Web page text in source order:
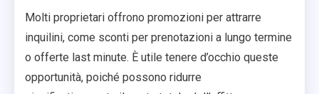
Molti proprietari offrono promozioni per attrarre
inquilini, come sconti per prenotazioni a lungo termine
o offerte last minute. È utile tenere d’occhio queste
opportunità, poiché possono ridurre